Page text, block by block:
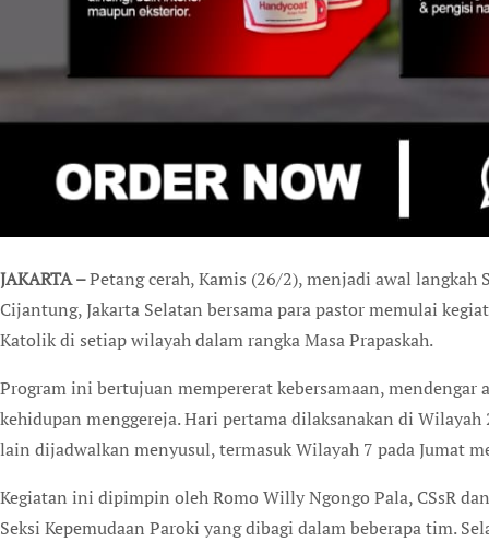
JAKARTA –Petang cerah, Kamis (26/2), menjadi awal langkah
Cijantung, Jakarta Selatan bersama para pastor memulai
Katolik di setiap wilayah dalam rangka Masa Prapaskah.
Program ini bertujuan mempererat kebersamaan, mendengar
kehidupan menggereja. Hari pertama dilaksanakan di
lain dijadwalkan menyusul, termasuk Wilayah 7 pada Jumat
Kegiatan ini dipimpin oleh Romo Willy Ngongo Pala, CSsR
Seksi Kepemudaan Paroki yang dibagi dalam beberapa tim.